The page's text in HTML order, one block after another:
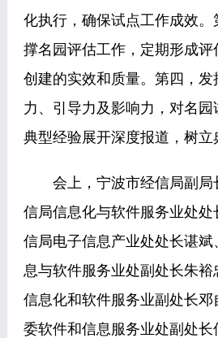
化执行，确保试点工作成效。
撑名园评估工作，定期形成评
创建的实效和质量。第四，发
力、引导力及影响力，对名
典型经验展开深度报道，树立
会上，宁波市经信局副局
信局信息化与软件服务业处
信局电子信息产业处处长谌
息与软件服务业处副处长朱裕
信息化和软件服务业副处长
委软件和信息服务业处副处长